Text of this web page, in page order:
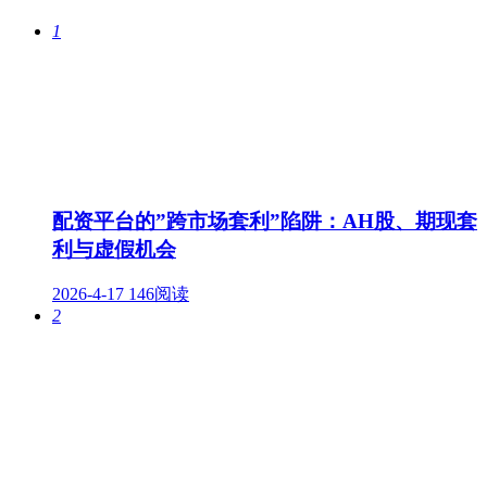
1
配资平台的”跨市场套利”陷阱：AH股、期现套
利与虚假机会
2026-4-17 146阅读
2